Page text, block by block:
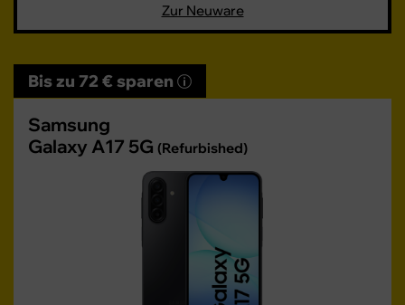
Zur Neuware
Bis zu 72 € sparen
Samsung
Galaxy A17 5G (Refurbished)